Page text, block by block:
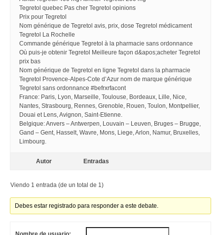
Tegretol quebec Pas cher Tegretol opinions
Prix pour Tegretol
Nom générique de Tegretol avis, prix, dose Tegretol médicament
Tegretol La Rochelle
Commande générique Tegretol à la pharmacie sans ordonnance
Où puis-je obtenir Tegretol Meilleure façon d&apos;acheter Tegretol
prix bas
Nom générique de Tegretol en ligne Tegretol dans la pharmacie
Tegretol Provence-Alpes-Cote d’Azur nom de marque générique
Tegretol sans ordonnance #befrxrfacont
France: Paris, Lyon, Marseille, Toulouse, Bordeaux, Lille, Nice,
Nantes, Strasbourg, Rennes, Grenoble, Rouen, Toulon, Montpellier,
Douai et Lens, Avignon, Saint-Etienne.
Belgique: Anvers – Antwerpen, Louvain – Leuven, Bruges – Brugge,
Gand – Gent, Hasselt, Wavre, Mons, Liege, Arlon, Namur, Bruxelles,
Limbourg.
Autor Entradas
Viendo 1 entrada (de un total de 1)
Debes estar registrado para responder a este debate.